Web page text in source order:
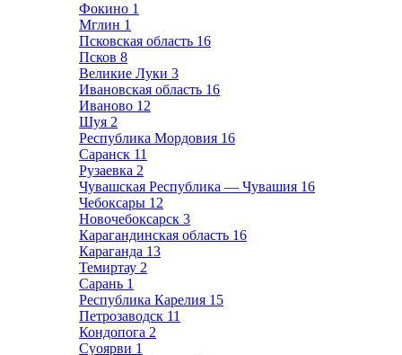
Фокино 1
Мглин 1
Псковская область 16
Псков 8
Великие Луки 3
Ивановская область 16
Иваново 12
Шуя 2
Республика Мордовия 16
Саранск 11
Рузаевка 2
Чувашская Республика — Чувашия 16
Чебоксары 12
Новочебоксарск 3
Карагандинская область 16
Караганда 13
Темиртау 2
Сарань 1
Республика Карелия 15
Петрозаводск 11
Кондопога 2
Суоярви 1